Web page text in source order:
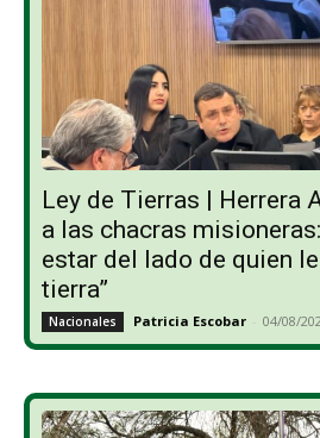
Ley de Tierras | Herrera
a las chacras
estar del lado de quien
tierra”
Nacionales Patricia Escobar - 04/08/